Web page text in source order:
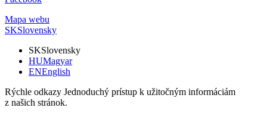
Mapa webu
SKSlovensky
SKSlovensky
HUMagyar
ENEnglish
Rýchle odkazy Jednoduchý prístup k užitočným informáciám
z našich stránok.